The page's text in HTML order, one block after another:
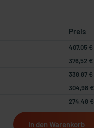
Preis
407,05 €
376,52 €
338,87 €
304,98 €
274,48 €
In den Warenkorb